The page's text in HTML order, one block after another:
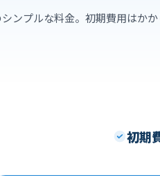
ンプルな料金。初期費用はか
初期